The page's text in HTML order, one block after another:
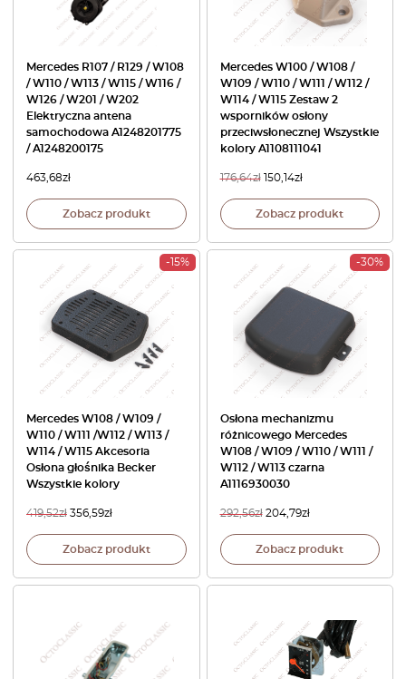
Mercedes R107 / R129 / W108
/ W110 / W113 / W115 / W116 /
W126 / W201 / W202
Elektryczna antena
samochodowa A1248201775
/ A1248200175
463,68zł
Zobacz produkt
Mercedes W100 / W108 /
W109 / W110 / W111 / W112 /
W114 / W115 Zestaw 2
wsporników osłony
przeciwsłonecznej Wszystkie
kolory A1108111041
176,64zł 150,14zł
Zobacz produkt
-15%
Mercedes W108 / W109 /
W110 / W111 /W112 / W113 /
W114 / W115 Akcesoria
Osłona głośnika Becker
Wszystkie kolory
419,52zł 356,59zł
Zobacz produkt
-30%
Osłona mechanizmu
różnicowego Mercedes
W108 / W109 / W110 / W111 /
W112 / W113 czarna
A1116930030
292,56zł 204,79zł
Zobacz produkt